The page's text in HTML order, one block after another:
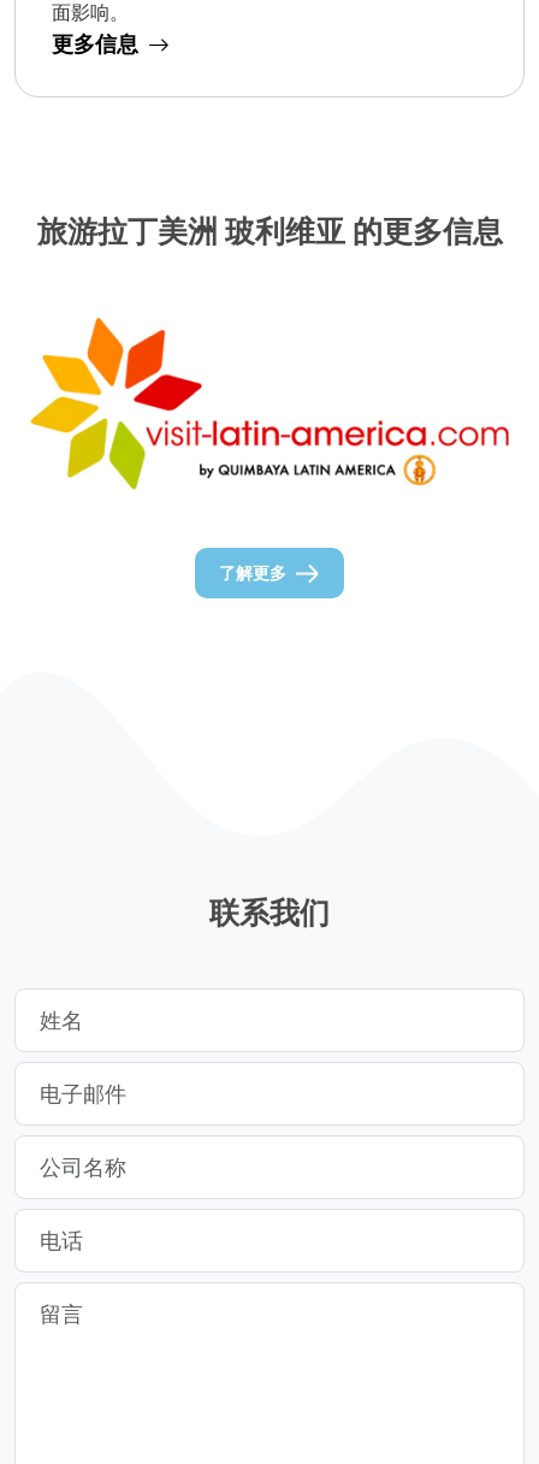
面影响。
更多信息
旅游拉丁美洲 玻利维亚 的更多信息
了解更多
联系我们